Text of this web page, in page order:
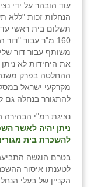
עוד הובהר על ידי
הנחלות זכות "ללא
תשלום בית ראשי עד 160 מ"ר עבור בעל הנחלה, בית שני עד
משותף עבור דור
את היחידות לא
מקרקעי ישראל
להתגורר בנחלה גם
נציגת רמ"י הבהירה
ניתן יהיה לאשר
להשכרת בית
בטרם הוגשה
לטענתו איסור
הקניין של בעלי
יבול (מורג)
יקנעם
כליל
יד השמונה
כפר אביב
כפר ביאליק
כפר מישר